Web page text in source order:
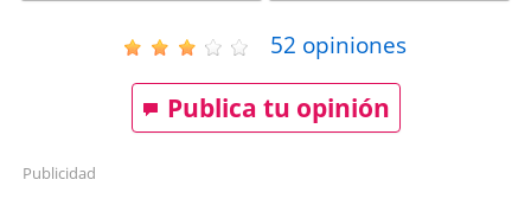
52 opiniones
Publica tu opinión
Publicidad